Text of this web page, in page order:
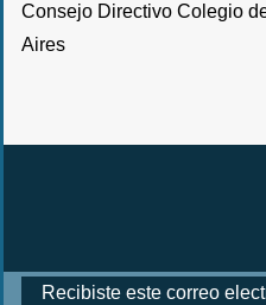
Consejo Directivo Colegio
Aires
Recibiste este correo